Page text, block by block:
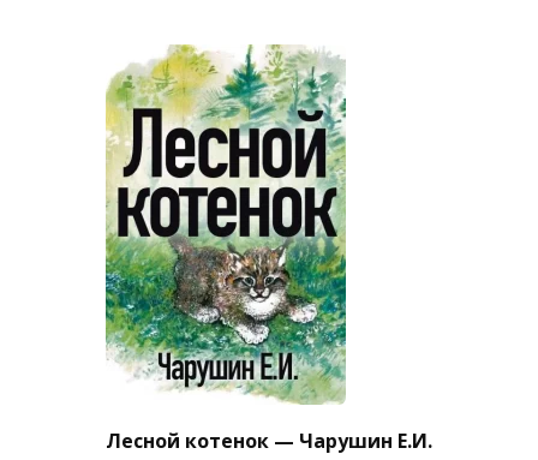
Лесной котенок — Чарушин Е.И.